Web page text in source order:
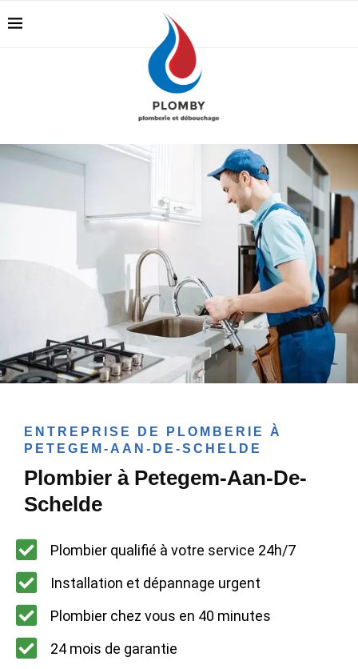
ENTREPRISE DE PLOMBERIE À
PETEGEM-AAN-DE-SCHELDE
Plombier à Petegem-Aan-De-
Schelde
Plombier qualifié à votre service 24h/7
Installation et dépannage urgent
Plombier chez vous en 40 minutes
24 mois de garantie